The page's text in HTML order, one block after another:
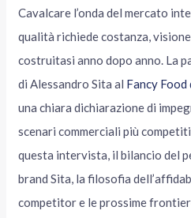
Cavalcare l’onda del mercato
qualità richiede costanza,
costruitasi anno dopo anno. La
di Alessandro Sita al Fancy Food
una chiara dichiarazione di
scenari commerciali più
questa intervista, il bilancio del
brand Sita, la filosofia
competitor e le prossime